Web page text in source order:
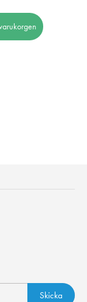
Skicka